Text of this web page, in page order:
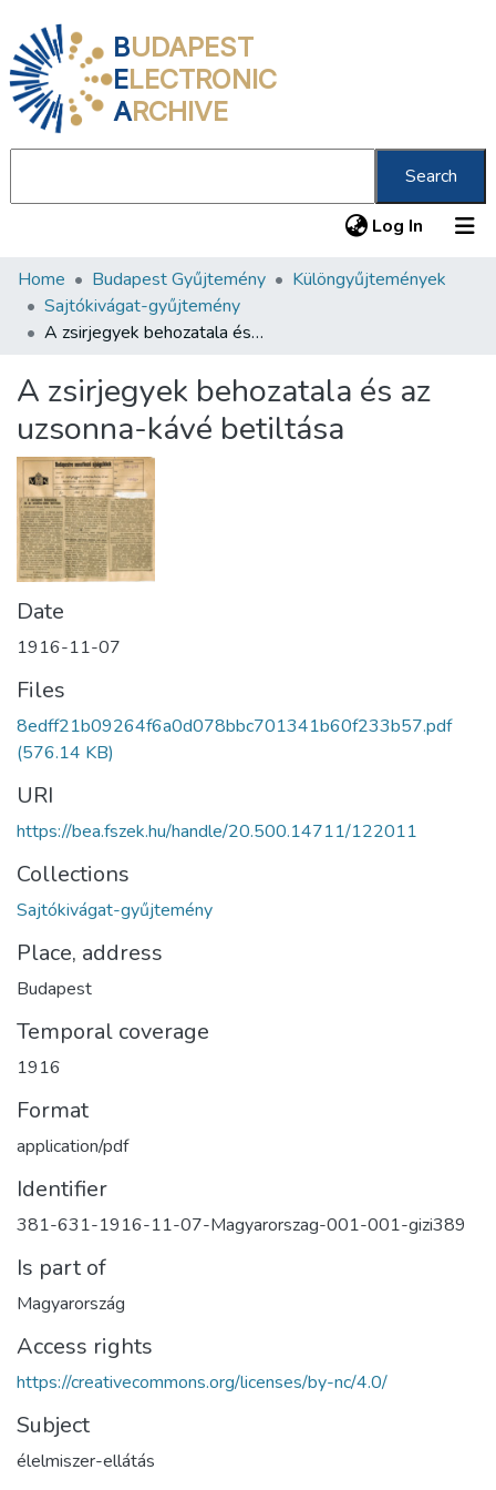
BUDAPEST
ELECTRONIC
ARCHIVE
Search
Log In (current)
Communities & Collections
All of DSpace
Home Budapest Gyűjtemény
Különgyűjtemények
Sajtókivágat-gyűjtemény
A zsirjegyek behozatala és az uzsonna-kávé betiltása
A zsirjegyek behozatala és az
uzsonna-kávé betiltása
Date
1916-11-07
Files
8edff21b09264f6a0d078bbc701341b60f233b57.pdf
(576.14 KB)
URI
https://bea.fszek.hu/handle/20.500.14711/122011
Collections
Sajtókivágat-gyűjtemény
Place, address
Budapest
Temporal coverage
1916
Format
application/pdf
Identifier
381-631-1916-11-07-Magyarorszag-001-001-gizi389
Is part of
Magyarország
Access rights
https://creativecommons.org/licenses/by-nc/4.0/
Subject
élelmiszer-ellátás